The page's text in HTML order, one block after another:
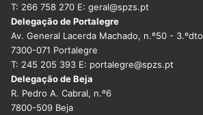
T: 266 758 270 E: geral@spzs.pt
Delegação de Portalegre
Av. General Lacerda Machado, n.º50 - 3.ºdto
7300-071 Portalegre
T: 245 205 393 E: portalegre@spzs.pt
Delegação de Beja
R. Pedro A. Cabral, n.º6
7800-509 Beja